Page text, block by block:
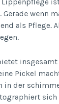
wenn
als Pflege.
Pickel
in der